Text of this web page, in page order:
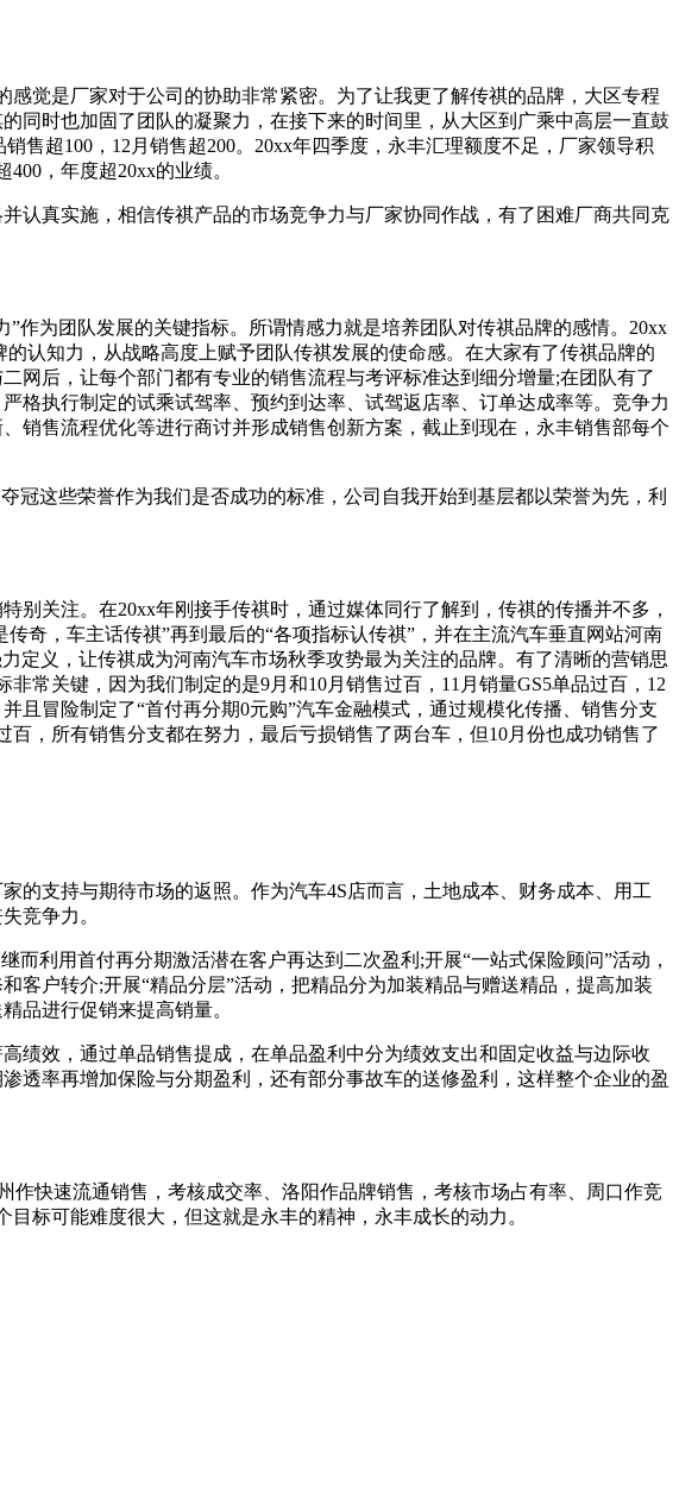
觉是厂家对于公司的协助非常紧密。为了让我更了解传祺的品牌，大区专程
同时也加固了团队的凝聚力，在接下来的时间里，从大区到广乘中高层一直鼓
售超100，12月销售超200。20xx年四季度，永丰汇理额度不足，厂家领导积
，年度超20xx的业绩。
认真实施，相信传祺产品的市场竞争力与厂家协同作战，有了困难厂商共同克
作为团队发展的关键指标。所谓情感力就是培养团队对传祺品牌的感情。20xx
认知力，从战略高度上赋予团队传祺发展的使命感。在大家有了传祺品牌的
网后，让每个部门都有专业的销售流程与考评标准达到细分增量;在团队有了
格执行制定的试乘试驾率、预约到达率、试驾返店率、订单达成率等。竞争力
销售流程优化等进行商讨并形成销售创新方案，截止到现在，永丰销售部每个
冠这些荣誉作为我们是否成功的标准，公司自我开始到基层都以荣誉为先，利
关注。在20xx年刚接手传祺时，通过媒体同行了解到，传祺的传播并不多，
奇，车主话传祺”再到最后的“各项指标认传祺”，并在主流汽车垂直网站河南
定义，让传祺成为河南汽车市场秋季攻势最为关注的品牌。有了清晰的营销思
常关键，因为我们制定的是9月和10月销售过百，11月销量GS5单品过百，12
且冒险制定了“首付再分期0元购”汽车金融模式，通过规模化传播、销售分支
，所有销售分支都在努力，最后亏损销售了两台车，但10月份也成功销售了
的支持与期待市场的返照。作为汽车4S店而言，土地成本、财务成本、用工
竞争力。
利用首付再分期激活潜在客户再达到二次盈利;开展“一站式保险顾问”活动，
客户转介;开展“精品分层”活动，把精品分为加装精品与赠送精品，提高加装
品进行促销来提高销量。
绩效，通过单品销售提成，在单品盈利中分为绩效支出和固定收益与边际收
透率再增加保险与分期盈利，还有部分事故车的送修盈利，这样整个企业的盈
作快速流通销售，考核成交率、洛阳作品牌销售，考核市场占有率、周口作竞
标可能难度很大，但这就是永丰的精神，永丰成长的动力。